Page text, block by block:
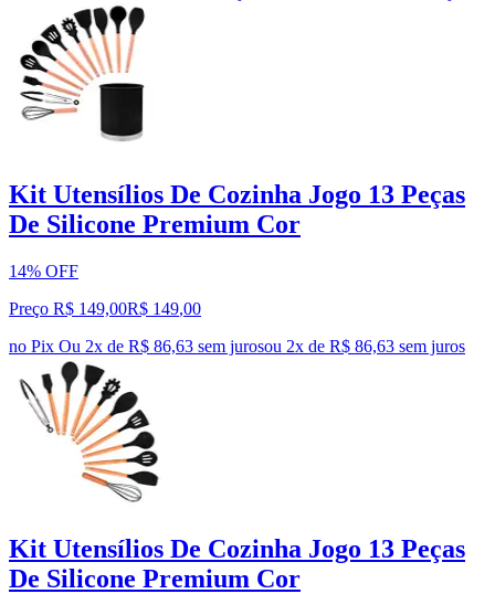
Kit Utensílios De Cozinha Jogo 13 Peças
De Silicone Premium Cor
14% OFF
Preço R$ 149,00R$ 149,00
no Pix Ou 2x de R$ 86,63 sem jurosou 2x de R$ 86,63 sem juros
Kit Utensílios De Cozinha Jogo 13 Peças
De Silicone Premium Cor